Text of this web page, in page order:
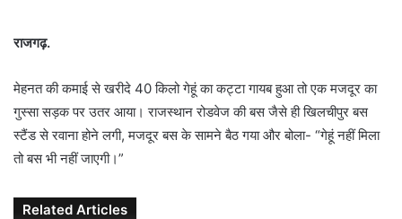
n
e
m
a
l
राजगढ़.
मेहनत की कमाई से खरीदे 40 किलो गेहूं का कट्टा गायब हुआ तो एक मजदूर का
गुस्सा सड़क पर उतर आया। राजस्थान रोडवेज की बस जैसे ही खिलचीपुर बस
स्टैंड से रवाना होने लगी, मजदूर बस के सामने बैठ गया और बोला- “गेहूं नहीं मिला
तो बस भी नहीं जाएगी।”
Related Articles